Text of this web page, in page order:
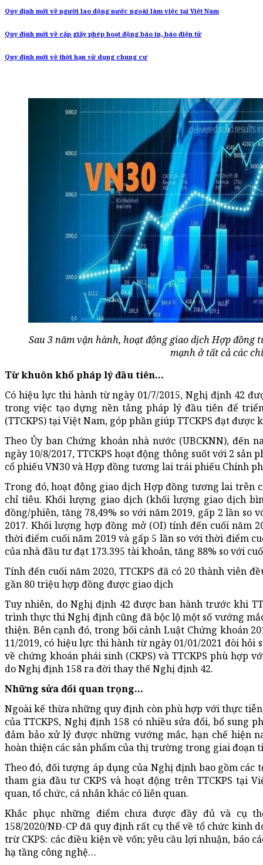
Quy định mới về người lao động nước ngoài làm việc tại Việt Nam
Quy định mới về cấp giấy phép hoạt động báo in, báo điện tử
Quy định mới về thời hạn sử dụng chung cư
Sau 3 năm vận hành, hoạt động giao dịch Hợp
mạnh ở tất cả các
Từ khuôn khổ pháp lý đầu tiên...
Có hiệu lực thi hành từ ngày 01/7/2015, Nghị định 42
trong việc tạo dựng nền tảng pháp lý đầu tiên để
(TTCKPS) tại Việt Nam, góp phần giúp TTCKPS đạt được
Theo Ủy ban Chứng khoán nhà nước (UBCKNN), đến
ngày 10/8/2017, TTCKPS hoạt động thông suốt với 2
cổ phiếu VN30 và Hợp đồng tương lai trái phiếu Chính
Trong đó, hoạt động giao dịch Hợp đồng tương lai trên
chỉ tiêu. Khối lượng giao dịch (khối lượng giao dịch
đồng/phiên, tăng 78,49% so với năm 2019, gấp 2 lần so
2017. Khối lượng hợp đồng mở (OI) tính đến cuối năm
thời điểm cuối năm 2019 và gấp 5 lần so với thời điểm
của nhà đầu tư đạt 173.395 tài khoản, tăng 88% so với
Tính đến cuối năm 2020, TTCKPS đã có 20 thành viên
gần 80 triệu hợp đồng được giao dịch
Tuy nhiên, do Nghị định 42 được ban hành trước khi
trình thực thi Nghị định cũng đã bộc lộ một số vướng
thiện. Bên cạnh đó, trong bối cảnh Luật Chứng khoán
11/2019, có hiệu lực thi hành từ ngày 01/01/2021 đòi
về chứng khoán phái sinh (CKPS) và TTCKPS phù hợp
do Nghị định 158 ra đời thay thế Nghị định 42.
Những sửa đổi quan trọng...
Ngoài kế thừa những quy định còn phù hợp với thực
của TTCKPS, Nghị định 158 có nhiều sửa đổi, bổ
đảm bảo xử lý được những vướng mắc, hạn chế hiện
hoàn thiện các sản phẩm của thị trường trong giai đoạn
Theo đó, đối tượng áp dụng của Nghị định bao gồm các
tham gia đầu tư CKPS và hoạt động trên TTCKPS tại
quan, tổ chức, cá nhân khác có liên quan.
Khắc phục những điểm chưa được đầy đủ và cụ
158/2020/NĐ-CP đã quy định rất cụ thể về tổ chức kinh
trừ CKPS: các điều kiện về vốn; yêu cầu lợi nhuận, báo
hạ tầng công nghệ…